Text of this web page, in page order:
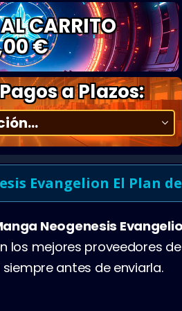
CARRITO
€
a Plazos:
Evangelion El Plan
Neogenesis
los mejores proveedores
antes de enviarla.